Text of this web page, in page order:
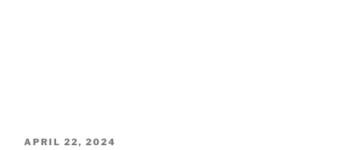
VERÖFFENTLICHT
APRIL 22, 2024